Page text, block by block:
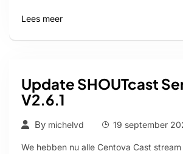
Lees meer
Update SHOUTcast
V2.6.1
By michelvd 19 september
We hebben nu alle Centova Cast